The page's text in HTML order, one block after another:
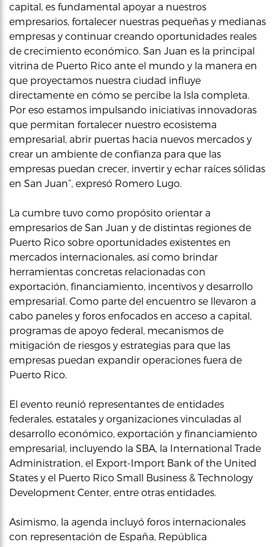
capital, es fundamental apoyar a nuestros
empresarios, fortalecer nuestras pequeñas y medianas
empresas y continuar creando oportunidades reales
de crecimiento económico. San Juan es la principal
vitrina de Puerto Rico ante el mundo y la manera en
que proyectamos nuestra ciudad influye
directamente en cómo se percibe la Isla completa.
Por eso estamos impulsando iniciativas innovadoras
que permitan fortalecer nuestro ecosistema
empresarial, abrir puertas hacia nuevos mercados y
crear un ambiente de confianza para que las
empresas puedan crecer, invertir y echar raíces sólidas
en San Juan”, expresó Romero Lugo.
La cumbre tuvo como propósito orientar a
empresarios de San Juan y de distintas regiones de
Puerto Rico sobre oportunidades existentes en
mercados internacionales, así como brindar
herramientas concretas relacionadas con
exportación, financiamiento, incentivos y desarrollo
empresarial. Como parte del encuentro se llevaron a
cabo paneles y foros enfocados en acceso a capital,
programas de apoyo federal, mecanismos de
mitigación de riesgos y estrategias para que las
empresas puedan expandir operaciones fuera de
Puerto Rico.
El evento reunió representantes de entidades
federales, estatales y organizaciones vinculadas al
desarrollo económico, exportación y financiamiento
empresarial, incluyendo la SBA, la International Trade
Administration, el Export-Import Bank of the United
States y el Puerto Rico Small Business & Technology
Development Center, entre otras entidades.
Asimismo, la agenda incluyó foros internacionales
con representación de España, República